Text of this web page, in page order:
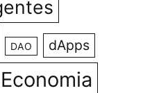
DAO dApps
Economia